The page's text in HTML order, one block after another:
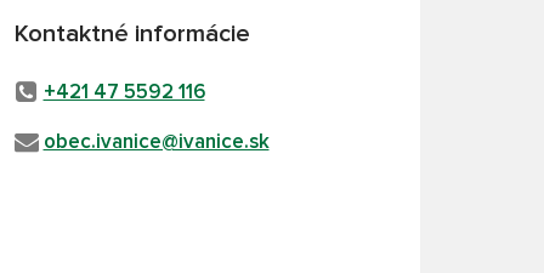
Kontaktné informácie
+421 47 5592 116
obec.ivanice@ivanice.sk